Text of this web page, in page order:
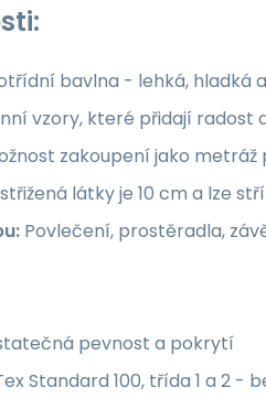
bavlna - lehká, hladká
vzory, které přidají radost
zakoupení jako
látky je 10 cm a lze
Povlečení, prostěradla,
pevnost a pokrytí
Standard 100, třída 1 a 2 -